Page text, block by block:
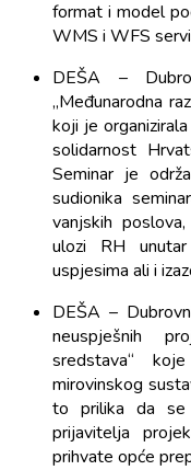
format i model
WMS i WFS
DEŠA –
„Međunarodna
koji je
solidarnost
Seminar je
sudionika
vanjskih
ulozi RH
uspjesima ali i
DEŠA –
neuspješnih
sredstava“
mirovinskog
to prilika da se
prijavitelja
prihvate opće